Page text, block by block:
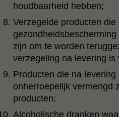
houdbaarheid hebben;
Verzegelde producten
zijn om te worden
verzegeling na levering is
Producten die na levering
onherroepelijk vermengd
producten;
Alcoholische dranken